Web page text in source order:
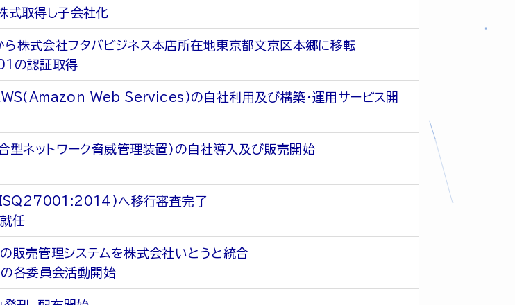
式取得し子会社化
株式会社フタバビジネス本店所在地東京都文京区本郷に移転
の認証取得
Web Services)の自社利用及び構築・運用サービス開
型ネットワーク脅威管理装置）の自社導入及び販売開始
へ移行審査完了
任
売管理システムを株式会社いとうと統合
各委員会活動開始